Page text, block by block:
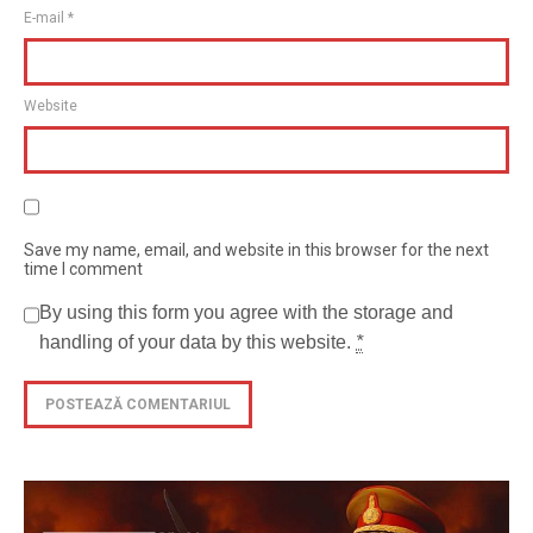
E-mail *
Website
Save my name, email, and website in this browser for the next
time I comment
By using this form you agree with the storage and
handling of your data by this website. *